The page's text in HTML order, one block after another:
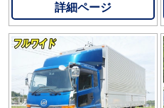
詳細ページ